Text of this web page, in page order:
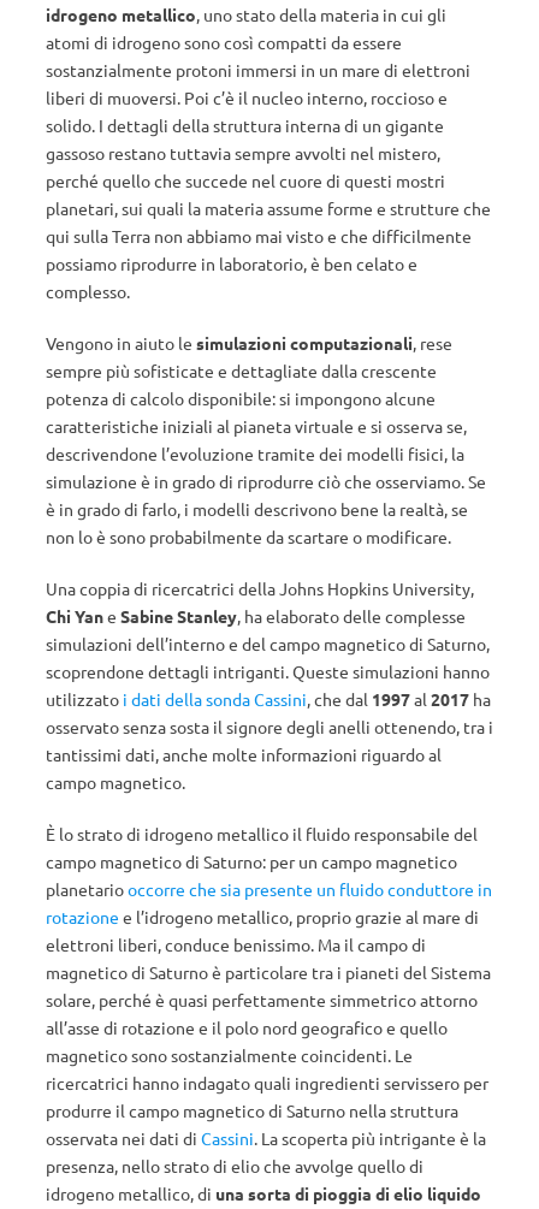
idrogeno metallico, uno stato della materia in cui gli
atomi di idrogeno sono così compatti da essere
sostanzialmente protoni immersi in un mare di elettroni
liberi di muoversi. Poi c’è il nucleo interno, roccioso e
solido. I dettagli della struttura interna di un gigante
gassoso restano tuttavia sempre avvolti nel mistero,
perché quello che succede nel cuore di questi mostri
planetari, sui quali la materia assume forme e strutture che
qui sulla Terra non abbiamo mai visto e che difficilmente
possiamo riprodurre in laboratorio, è ben celato e
complesso.
Vengono in aiuto le simulazioni computazionali, rese
sempre più sofisticate e dettagliate dalla crescente
potenza di calcolo disponibile: si impongono alcune
caratteristiche iniziali al pianeta virtuale e si osserva se,
descrivendone l’evoluzione tramite dei modelli fisici, la
simulazione è in grado di riprodurre ciò che osserviamo. Se
è in grado di farlo, i modelli descrivono bene la realtà, se
non lo è sono probabilmente da scartare o modificare.
Una coppia di ricercatrici della Johns Hopkins University,
Chi Yane Sabine Stanley, ha elaborato delle complesse
simulazioni dell’interno e del campo magnetico di Saturno,
scoprendone dettagli intriganti. Queste simulazioni hanno
utilizzato i dati della sonda Cassini, che dal 1997al 2017 ha
osservato senza sosta il signore degli anelli ottenendo, tra i
tantissimi dati, anche molte informazioni riguardo al
campo magnetico.
È lo strato di idrogeno metallico il fluido responsabile del
campo magnetico di Saturno: per un campo magnetico
planetariooccorre che sia presente un fluido conduttore in
rotazione e l’idrogeno metallico, proprio grazie al mare di
elettroni liberi, conduce benissimo. Ma il campo di
magnetico di Saturno è particolare tra i pianeti del Sistema
solare, perché è quasi perfettamente simmetrico attorno
all’asse di rotazione e il polo nord geografico e quello
magnetico sono sostanzialmente coincidenti. Le
ricercatrici hanno indagato quali ingredienti servissero per
produrre il campo magnetico di Saturno nella struttura
osservata nei dati di Cassini. La scoperta più intrigante è la
presenza, nello strato di elio che avvolge quello di
idrogeno metallico, di una sorta di pioggia di elio liquido